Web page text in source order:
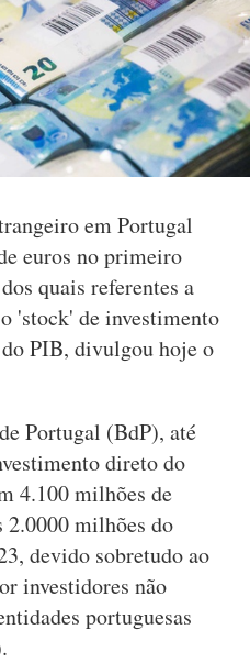
em Portugal
euros no primeiro
quais referentes a
'stock' de investimento
PIB, divulgou hoje o
Portugal (BdP), até
direto do
4.100 milhões de
2.0000 milhões do
devido sobretudo ao
investidores não
portuguesas